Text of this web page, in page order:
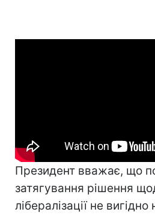
Президент вважає, що
затягування рішення
лібералізації не вигідно